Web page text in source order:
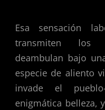
Esa sensación
transmiten los
deambulan bajo
especie de aliento
invade el
enigmática belleza,